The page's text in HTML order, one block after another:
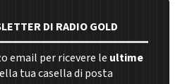
DI RADIO GOLD
email per ricevere le ultime
tua casella di posta